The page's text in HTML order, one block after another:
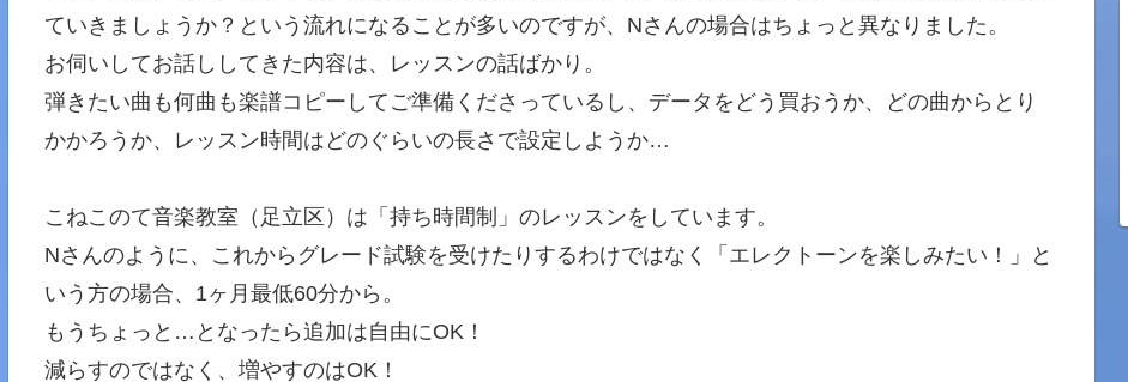
ていきましょうか？という流れになることが多いのですが、Nさんの場合はちょっと異なりました。
お伺いしてお話ししてきた内容は、レッスンの話ばかり。
弾きたい曲も何曲も楽譜コピーしてご準備くださっているし、データをどう買おうか、どの曲からとり
かかろうか、レッスン時間はどのぐらいの長さで設定しようか…
こねこのて音楽教室（足立区）は「持ち時間制」のレッスンをしています。
Nさんのように、これからグレード試験を受けたりするわけではなく「エレクトーンを楽しみたい！」と
いう方の場合、1ヶ月最低60分から。
もうちょっと…となったら追加は自由にOK！
減らすのではなく、増やすのはOK！